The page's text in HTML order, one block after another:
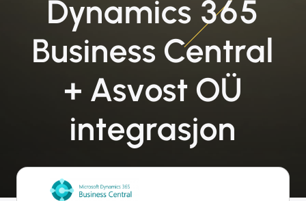
Dynamics 365
Business Central
+ Asvost OÜ
integrasjon